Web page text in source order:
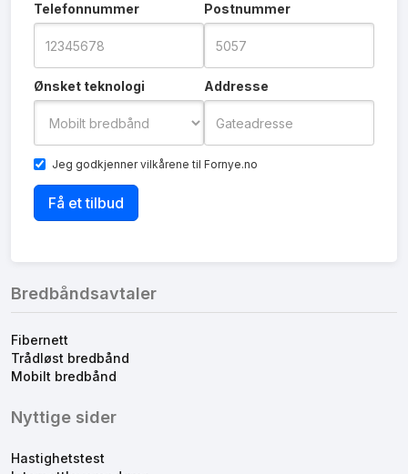
Telefonnummer Postnummer
Ønsket teknologi Addresse
Jeg godkjennervilkårene til Fornye.no
Bredbåndsavtaler
Fibernett
Trådløst bredbånd
Mobilt bredbånd
Nyttige sider
Hastighetstest